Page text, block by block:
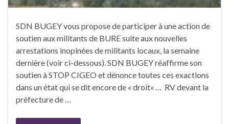
SDN BUGEY vous propose de participer à une action de
soutien aux militants de BURE suite aux nouvelles
arrestations inopinées de militants locaux, la semaine
dernière (voir ci-dessous). SDN BUGEY réaffirme son
soutien à STOP CIGEO et dénonce toutes ces exactions
dans un état qui se dit encore de « droit« … RV devant la
préfecture de …